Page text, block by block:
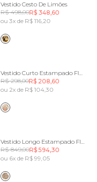
Vestido Cesto De Limões
R$ 498,00R$ 348,60
ou 3x de R$ 116,20
Vestido Curto Estampado Flor Do Deserto
R$ 298,00R$ 208,60
ou 2x de R$ 104,30
Vestido Longo Estampado Flor Do Deserto
R$ 849,00R$ 594,30
ou 6x de R$ 99,05